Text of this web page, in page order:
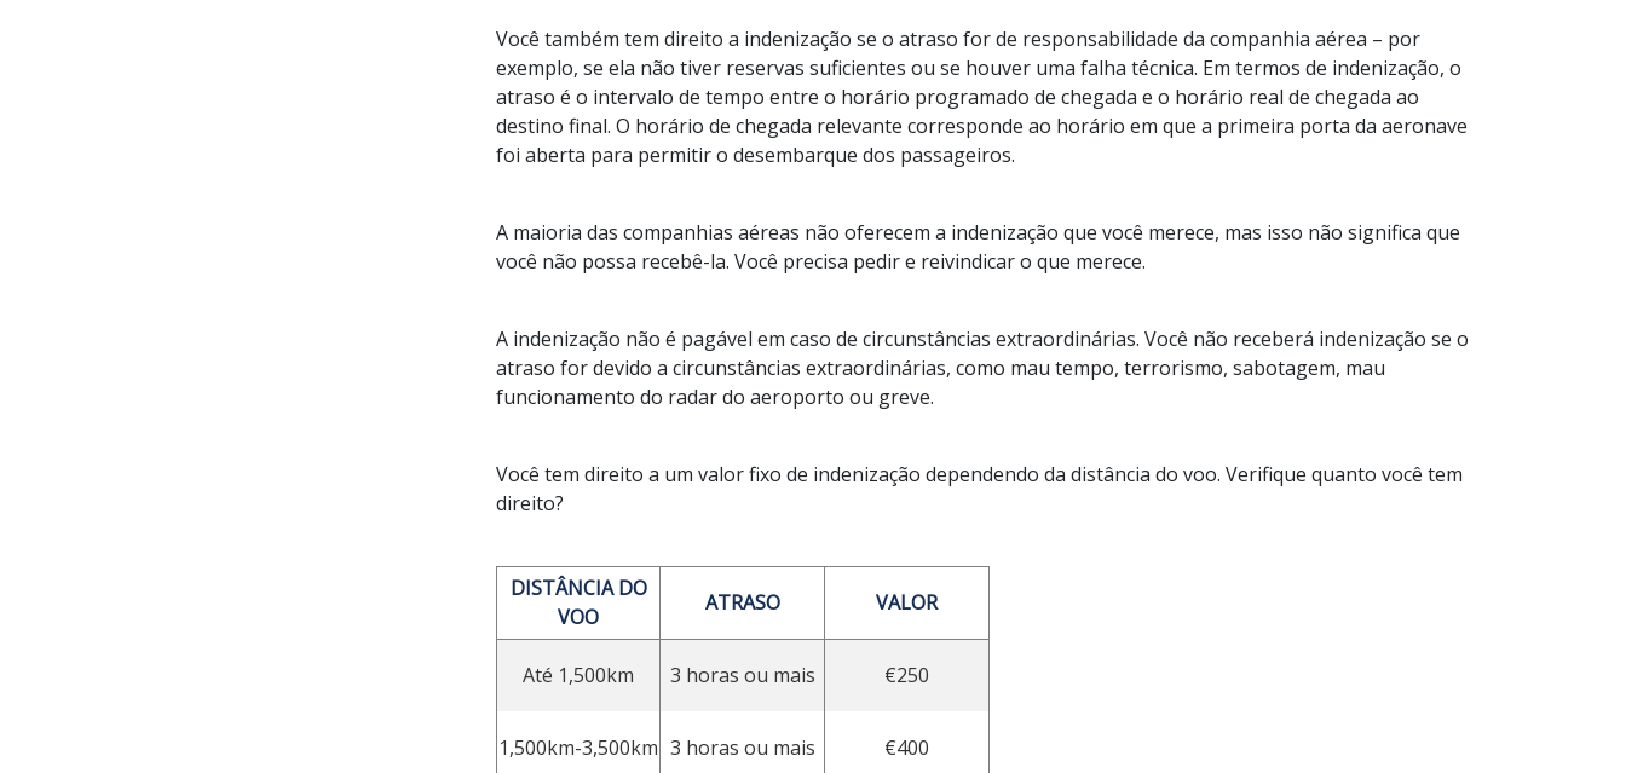
Você também tem direito a indenização se o atraso for de responsabilidade da companhia aérea – por
exemplo, se ela não tiver reservas suficientes ou se houver uma falha técnica. Em termos de indenização, o
atraso é o intervalo de tempo entre o horário programado de chegada e o horário real de chegada ao
destino final. O horário de chegada relevante corresponde ao horário em que a primeira porta da aeronave
foi aberta para permitir o desembarque dos passageiros.
A maioria das companhias aéreas não oferecem a indenização que você merece, mas isso não significa que
você não possa recebê-la. Você precisa pedir e reivindicar o que merece.
A indenização não é pagável em caso de circunstâncias extraordinárias. Você não receberá indenização se o
atraso for devido a circunstâncias extraordinárias, como mau tempo, terrorismo, sabotagem, mau
funcionamento do radar do aeroporto ou greve.
Você tem direito a um valor fixo de indenização dependendo da distância do voo. Verifique quanto você tem
direito?
DISTÂNCIA DO
VOO
ATRASO VALOR
Até 1,500km 3 horas ou mais €250
1,500km-3,500km 3 horas ou mais €400